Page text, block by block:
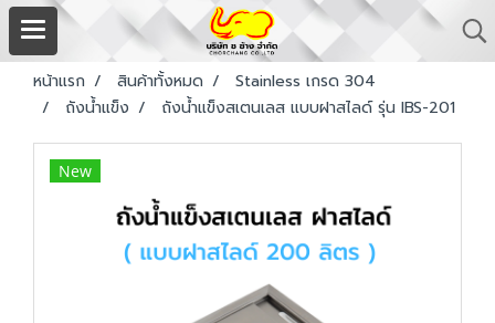
หน้าแรก สินค้าทั้งหมด
Stainless เกรด 304
ถังน้ำแข็ง
ถังน้ำแข็งสเตนเลส แบบฝาสไลด์ รุ่น IBS-201
New